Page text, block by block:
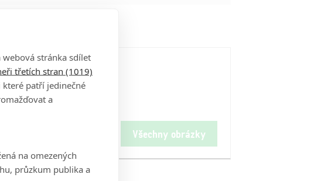
Všechny obrázky
webová stránka sdílet
třetích stran (1019)
patří jedinečné
a
na omezených
průzkum publika a